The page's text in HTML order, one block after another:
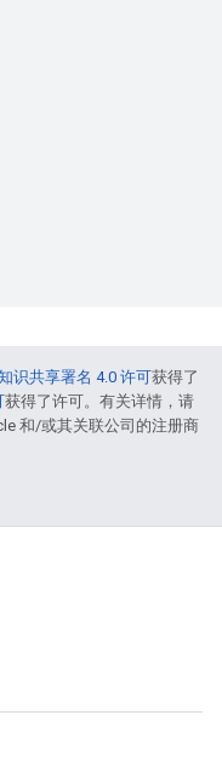
识共享署名 4.0 许可获得了
获得了许可。有关详情，请
和/或其关联公司的注册商